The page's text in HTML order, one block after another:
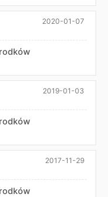
2020-01-07
2019-01-03
2017-11-29